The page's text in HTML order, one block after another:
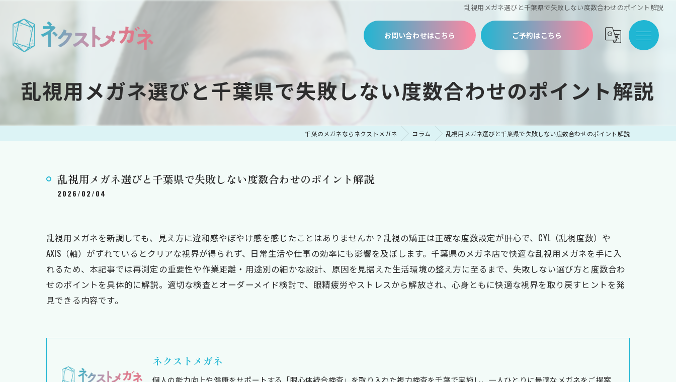
乱視用メガネ選びと千葉県で失敗しない度数合わせのポイント解説
お問い合わせはこちら ご予約はこちら
乱視用メガネ選びと千葉県で失敗しない度数合わせのポイント解説
千葉のメガネならネクストメガネ コラム 乱視用メガネ選びと千葉県で失敗しない度数合わせのポイント解説
乱視用メガネ選びと千葉県で失敗しない度数合わせのポイント解説
2026/02/04
乱視用メガネを新調しても、見え方に違和感やぼやけ感を感じたことはありませんか？乱視の矯正は正確な度数設定が肝心で、CYL（乱視度数）や
AXIS（軸）がずれているとクリアな視界が得られず、日常生活や仕事の効率にも影響を及ぼします。千葉県のメガネ店で快適な乱視用メガネを手に入
れるため、本記事では再測定の重要性や作業距離・用途別の細かな設計、原因を見据えた生活環境の整え方に至るまで、失敗しない選び方と度数合わ
せのポイントを具体的に解説。適切な検査とオーダーメイド検討で、眼精疲労やストレスから解放され、心身ともに快適な視界を取り戻すヒントを発
見できる内容です。
ネクストメガネ
個人の能力向上や健康をサポートする「眼心体統合検査」を取り入れた視力検査を千葉で実施し、一人ひとりに最適なメガネをご提案